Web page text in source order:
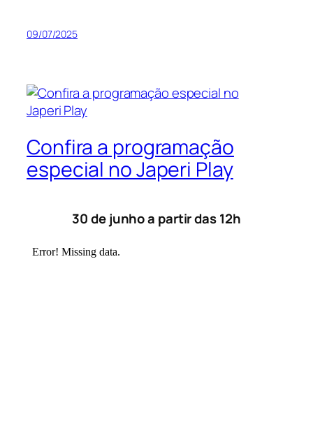
09/07/2025
Confira a programação
especial no Japeri Play
30 de junho a partir das 12h